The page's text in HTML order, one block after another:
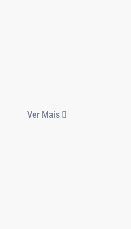
Ver Mais